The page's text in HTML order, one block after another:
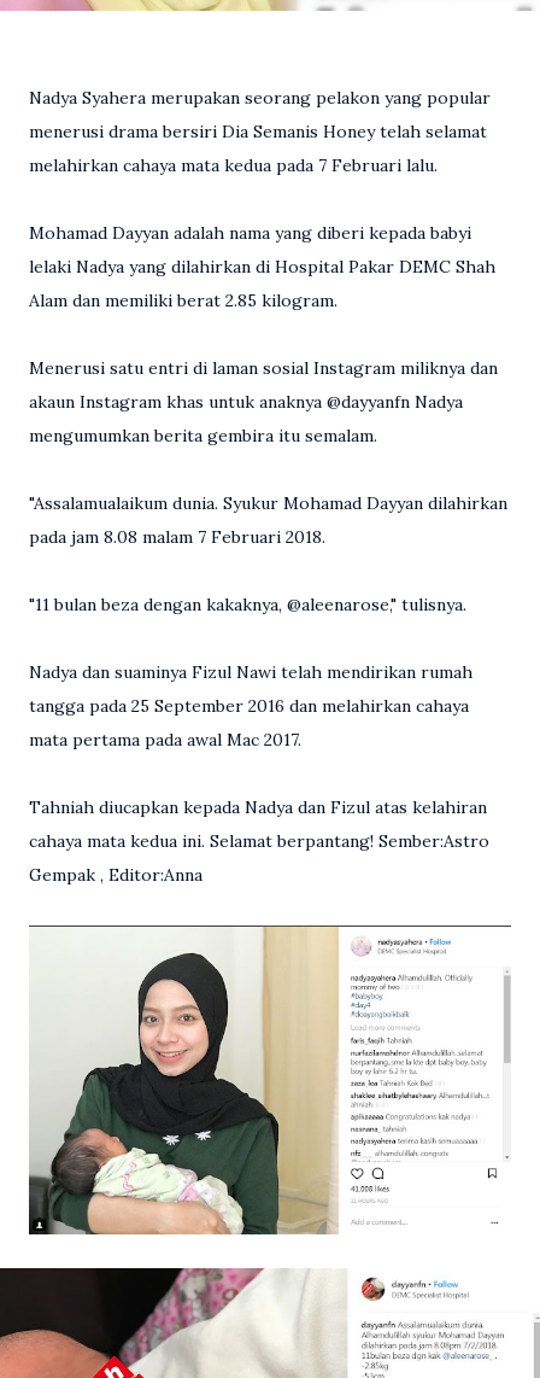
Nadya Syahera merupakan seorang pelakon yang popular
menerusi drama bersiri Dia Semanis Honey telah selamat
melahirkan cahaya mata kedua pada 7 Februari lalu.
Mohamad Dayyan adalah nama yang diberi kepada babyi
lelaki Nadya yang dilahirkan di Hospital Pakar DEMC Shah
Alam dan memiliki berat 2.85 kilogram.
Menerusi satu entri di laman sosial Instagram miliknya dan
akaun Instagram khas untuk anaknya @dayyanfn Nadya
mengumumkan berita gembira itu semalam.
"Assalamualaikum dunia. Syukur Mohamad Dayyan dilahirkan
pada jam 8.08 malam 7 Februari 2018.
"11 bulan beza dengan kakaknya, @aleenarose," tulisnya.
Nadya dan suaminya Fizul Nawi telah mendirikan rumah
tangga pada 25 September 2016 dan melahirkan cahaya
mata pertama pada awal Mac 2017.
Tahniah diucapkan kepada Nadya dan Fizul atas kelahiran
cahaya mata kedua ini. Selamat berpantang! Sember:Astro
Gempak , Editor:Anna